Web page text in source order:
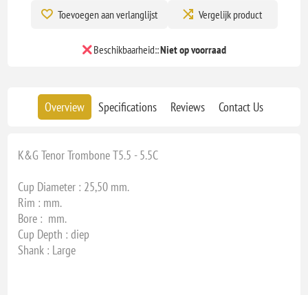
Toevoegen aan verlanglijst Vergelijk product
Beschikbaarheid::Niet op voorraad
Overview Specifications Reviews Contact Us
K&G Tenor Trombone T5.5 - 5.5C
Cup Diameter : 25,50 mm.
Rim : mm.
Bore : mm.
Cup Depth : diep
Shank : Large